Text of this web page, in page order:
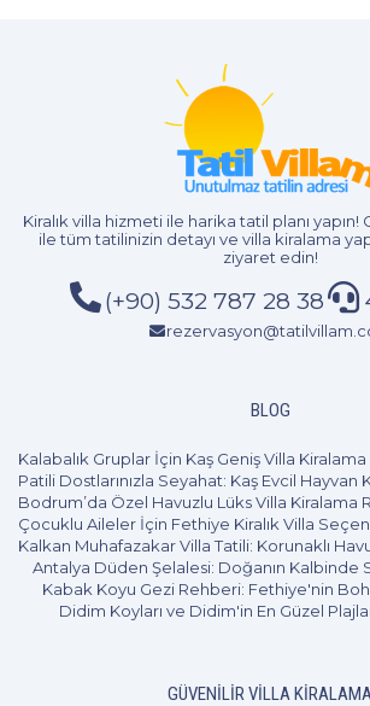
Kiralık villa hizmetiile harika tatil planı yapın!
ile tüm tatilinizin detayı ve villa kiralama
ziyaret edin!
(+90) 532 787 28 38
BLOG
Kalabalık Gruplar İçin Kaş Geniş Villa
Patili Dostlarınızla Seyahat: Kaş Evcil
Bodrum’da Özel Havuzlu Lüks Villa
Çocuklu Aileler İçin Fethiye Kiralık Villa
Kalkan Muhafazakar Villa Tatili: Korunaklı
Antalya Düden Şelalesi: Doğanın Kalbinde
Kabak Koyu Gezi Rehberi: Fethiye'nin
Didim Koyları ve Didim'in En Güzel
GÜVENILIR VILLA